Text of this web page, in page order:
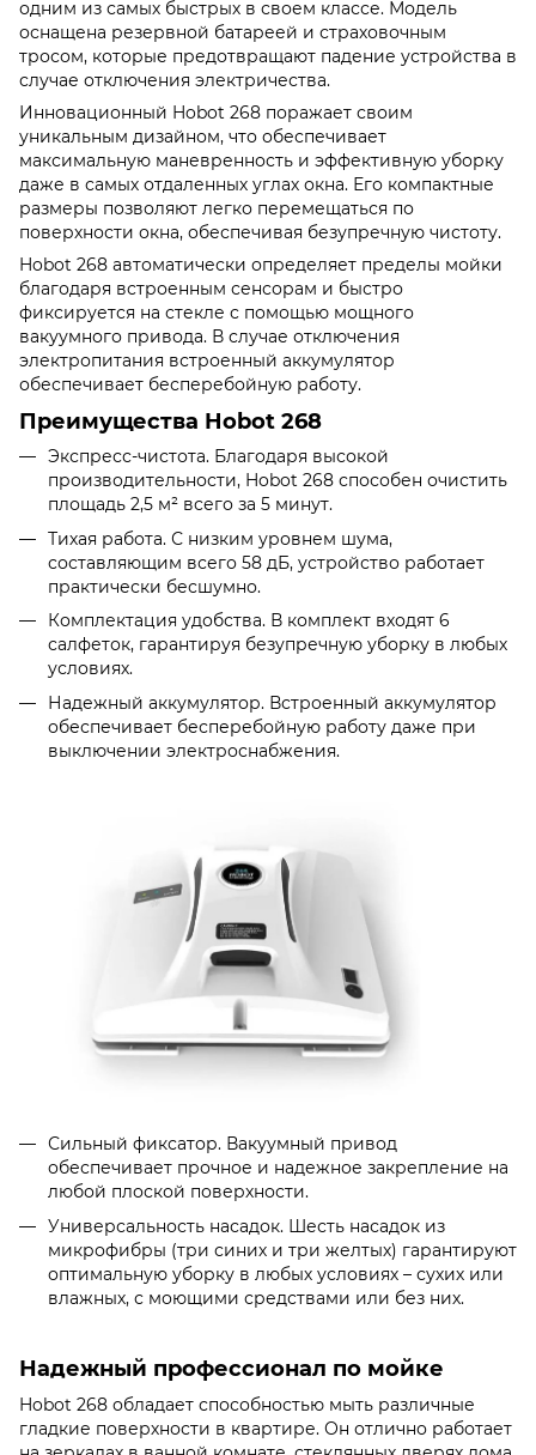
одним из самых быстрых в своем классе. Модель
оснащена резервной батареей и страховочным
тросом, которые предотвращают падение устройства в
случае отключения электричества.
Инновационный Hobot 268 поражает своим
уникальным дизайном, что обеспечивает
максимальную маневренность и эффективную уборку
даже в самых отдаленных углах окна. Его компактные
размеры позволяют легко перемещаться по
поверхности окна, обеспечивая безупречную чистоту.
Hobot 268 автоматически определяет пределы мойки
благодаря встроенным сенсорам и быстро
фиксируется на стекле с помощью мощного
вакуумного привода. В случае отключения
электропитания встроенный аккумулятор
обеспечивает бесперебойную работу.
Преимущества Hobot 268
Экспресс-чистота. Благодаря высокой
производительности, Hobot 268 способен очистить
площадь 2,5 м² всего за 5 минут.
Тихая работа. С низким уровнем шума,
составляющим всего 58 дБ, устройство работает
практически бесшумно.
Комплектация удобства. В комплект входят 6
салфеток, гарантируя безупречную уборку в любых
условиях.
Надежный аккумулятор. Встроенный аккумулятор
обеспечивает бесперебойную работу даже при
выключении электроснабжения.
Сильный фиксатор. Вакуумный привод
обеспечивает прочное и надежное закрепление на
любой плоской поверхности.
Универсальность насадок. Шесть насадок из
микрофибры (три синих и три желтых) гарантируют
оптимальную уборку в любых условиях – сухих или
влажных, с моющими средствами или без них.
Надежный профессионал по мойке
Hobot 268 обладает способностью мыть различные
гладкие поверхности в квартире. Он отлично работает